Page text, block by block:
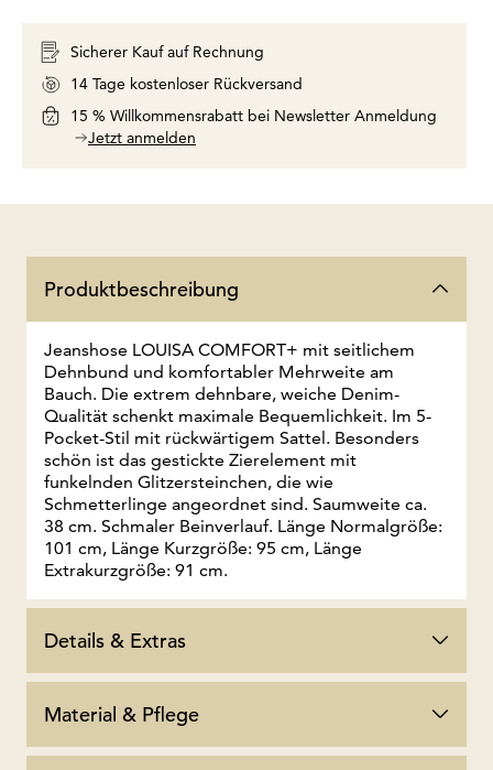
Sicherer Kauf auf Rechnung
14 Tage kostenloser Rückversand
15 % Willkommensrabatt bei Newsletter Anmeldung
Jetzt anmelden
Produktbeschreibung
Jeanshose LOUISA COMFORT+ mit seitlichem
Dehnbund und komfortabler Mehrweite am
Bauch. Die extrem dehnbare, weiche Denim-
Qualität schenkt maximale Bequemlichkeit. Im 5-
Pocket-Stil mit rückwärtigem Sattel. Besonders
schön ist das gestickte Zierelement mit
funkelnden Glitzersteinchen, die wie
Schmetterlinge angeordnet sind. Saumweite ca.
38 cm. Schmaler Beinverlauf. Länge Normalgröße:
101 cm, Länge Kurzgröße: 95 cm, Länge
Extrakurzgröße: 91 cm.
Details & Extras
Material & Pflege